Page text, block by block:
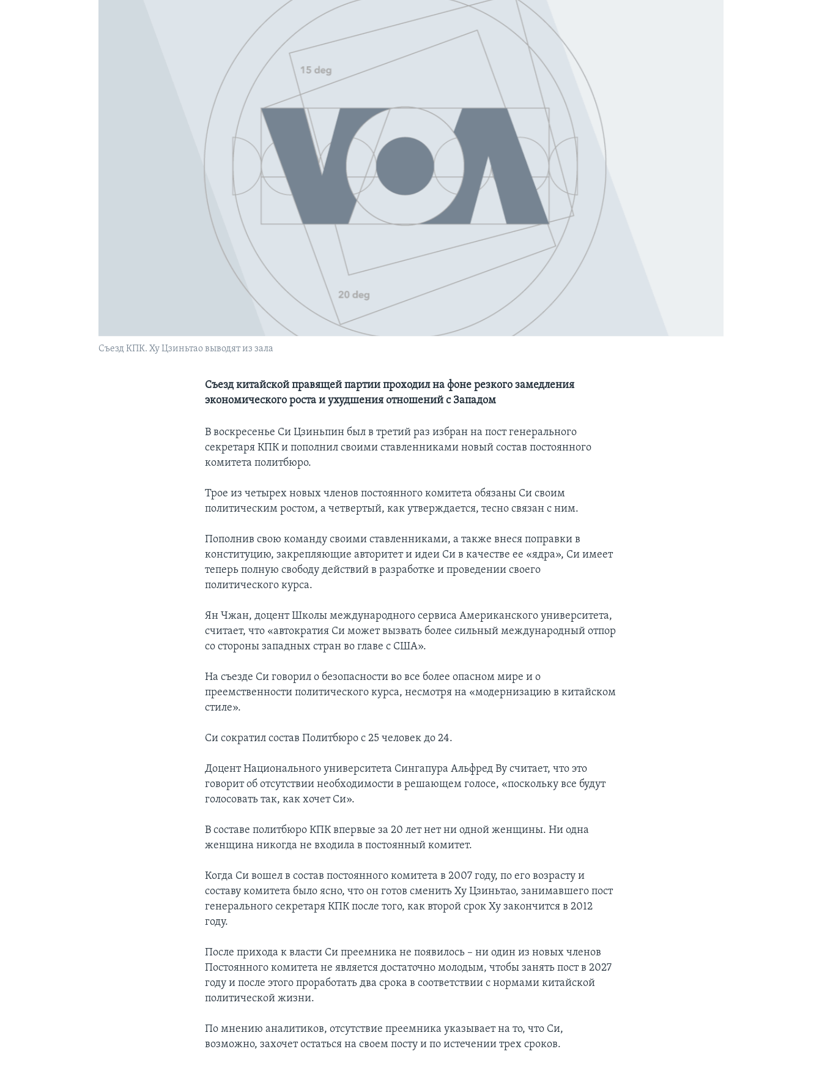
Съезд КПК. Ху Цзиньтао выводят из зала
Cъезд китайской правящей партии проходил на фоне резкого замедления
экономического роста и ухудшения отношений с Западом
В воскресенье Си Цзиньпин был в третий раз избран на пост генерального
секретаря КПК и пополнил своими ставленниками новый состав постоянного
комитета политбюро.
Трое из четырех новых членов постоянного комитета обязаны Си своим
политическим ростом, а четвертый, как утверждается, тесно связан с ним.
Пополнив свою команду своими ставленниками, а также внеся поправки в
конституцию, закрепляющие авторитет и идеи Си в качестве ее «ядра», Си имеет
теперь полную свободу действий в разработке и проведении своего
политического курса.
Ян Чжан, доцент Школы международного сервиса Американского университета,
считает, что «автократия Си может вызвать более сильный международный отпор
со стороны западных стран во главе с США».
На съезде Си говорил о безопасности во все более опасном мире и о
преемственности политического курса, несмотря на «модернизацию в китайском
стиле».
Си сократил состав Политбюро с 25 человек до 24.
Доцент Национального университета Сингапура Альфред Ву считает, что это
говорит об отсутствии необходимости в решающем голосе, «поскольку все будут
голосовать так, как хочет Си».
В составе политбюро КПК впервые за 20 лет нет ни одной женщины. Ни одна
женщина никогда не входила в постоянный комитет.
Когда Си вошел в состав постоянного комитета в 2007 году, по его возрасту и
составу комитета было ясно, что он готов сменить Ху Цзиньтао, занимавшего пост
генерального секретаря КПК после того, как второй срок Ху закончится в 2012
году.
После прихода к власти Си преемника не появилось – ни один из новых членов
Постоянного комитета не является достаточно молодым, чтобы занять пост в 2027
году и после этого проработать два срока в соответствии с нормами китайской
политической жизни.
По мнению аналитиков, отсутствие преемника указывает на то, что Си,
возможно, захочет остаться на своем посту и по истечении трех сроков.